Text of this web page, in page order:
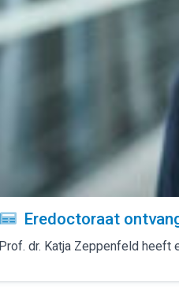
Eredoctoraat
Prof. dr. Katja Zeppenfeld heeft